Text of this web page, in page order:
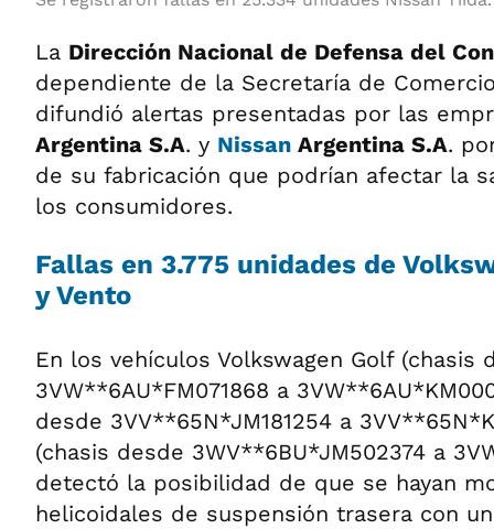
La Dirección Nacional de Defensa del
dependiente de la Secretaría de
difundió alertas presentadas por las
Argentina S.A. y Nissan Argentina S.A.
de su fabricación que podrían afectar la
los consumidores.
Fallas en 3.775 unidades de
y Vento
En los vehículos Volkswagen Golf (chasis
3VW**6AU*FM071868 a
desde 3VV**65N*JM181254 a
(chasis desde 3WV**6BU*JM502374 a
detectó la posibilidad de que se hayan
helicoidales de suspensión trasera con